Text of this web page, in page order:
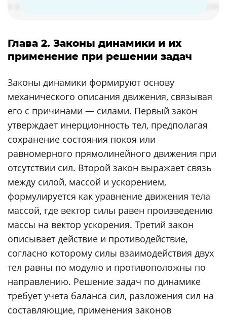
Глава 2. Законы динамики и их
применение при решении задач
Законы динамики формируют основу
механического описания движения, связывая
его с причинами — силами. Первый закон
утверждает инерционность тел, предполагая
сохранение состояния покоя или
равномерного прямолинейного движения при
отсутствии сил. Второй закон выражает связь
между силой, массой и ускорением,
формулируется как уравнение движения тела
массой, где вектор силы равен произведению
массы на вектор ускорения. Третий закон
описывает действие и противодействие,
согласно которому силы взаимодействия двух
тел равны по модулю и противоположны по
направлению. Решение задач по динамике
требует учета баланса сил, разложения сил на
составляющие, применения законов